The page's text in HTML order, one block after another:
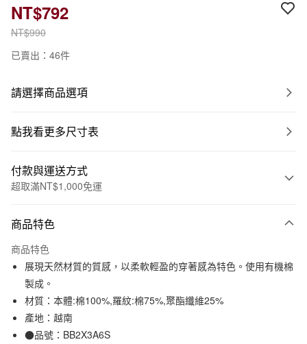
NT$990
NT$792
已賣出：46件
請選擇商品選項
點我看更多尺寸表
付款與運送方式
超取滿NT$1,000免運
信用卡一次付款
信用卡分期付款
3 期 0 利率 每期
合作金庫商業銀行
第一商業銀行
華南商業銀行
上海商業儲蓄銀行
超商取貨付款
LINE Pay
商品特色
商品特色
展現天然材質的質感，以柔軟輕盈的穿著感為特色。使用有機棉
製成。
材質：本體:棉100%,羅紋:棉75%,聚酯纖維25%
產地：越南
●品號：BB2X3A6S